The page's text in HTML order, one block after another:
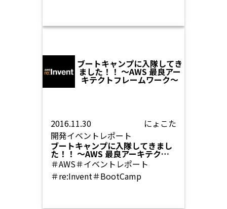
ブートキャンプに入隊してき
ました！！ 〜AWS 最良アー
キテクトフレームワーク〜
2016.11.30
にょこた
開発イベントレポート
ブートキャンプに入隊してきまし
た！！ 〜AWS 最良アーキテクト
フレームワーク〜
＃AWS＃イベントレポート
＃re:Invent＃BootCamp